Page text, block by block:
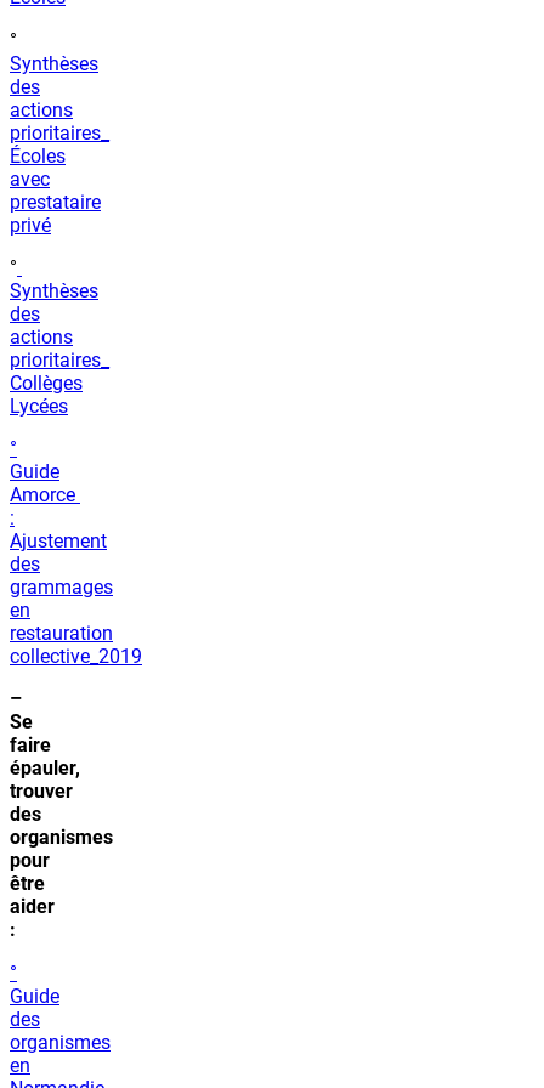
°
Synthèses
des
actions
prioritaires
Écoles
avec
prestataire
privé
°
Synthèses
des
actions
prioritaires_
Collèges
Lycées
°
Guide
Amorce
:
Ajustement
des
grammages
en
restauration
collective_2019
–
Se
faire
épauler,
trouver
des
organismes
pour
être
aider
:
°
Guide
des
organismes
en